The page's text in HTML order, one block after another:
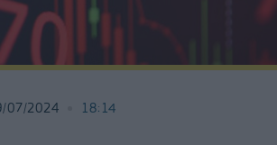
07/2024 18:14